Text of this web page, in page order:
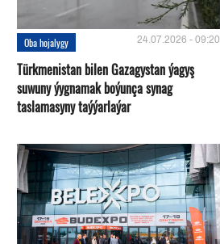
Oba hojalygy 24.07.2026 - 09:20
Türkmenistan bilen Gazagystan ýagyş
suwuny ýygnamak boýunça synag
taslamasyny taýýarlaýar